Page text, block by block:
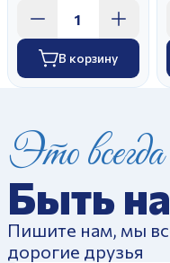
В корзину
Это всегда
Быть
Пишите нам, мы
дорогие друзья